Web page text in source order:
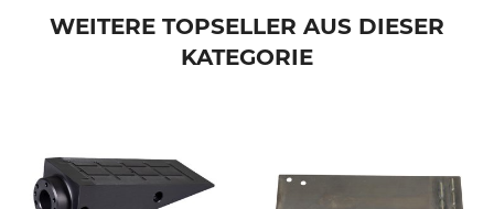
für Gehäuselager TR 300
Made in Germany
Ersatzteilliste | Spareparts_Forstreich-TR-240_3868514546_de_09122025.pdf
WEITERE TOPSELLER AUS DIESER
KATEGORIE